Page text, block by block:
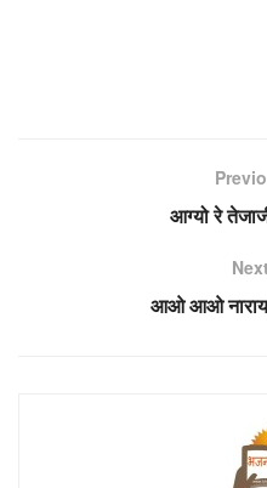
आग्यो रे
आओ आओ